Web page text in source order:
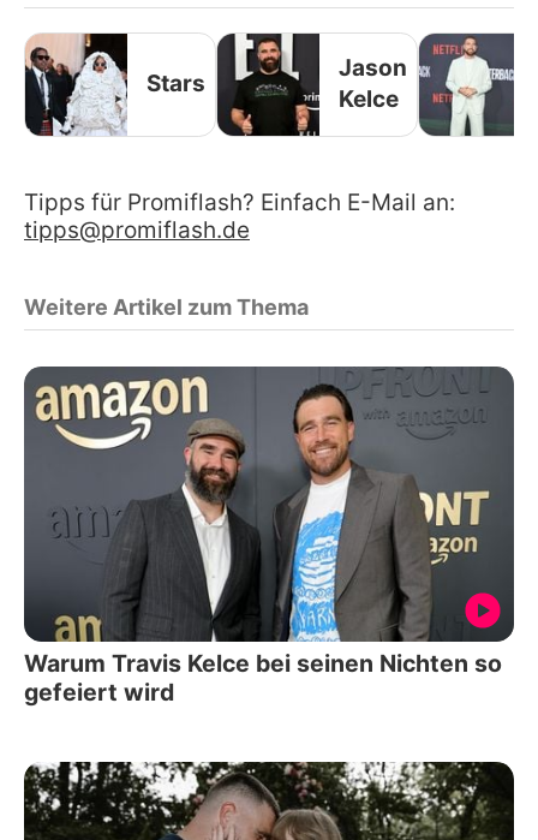
Stars
Jason
Kelce
Tipps für Promiflash? Einfach E-Mail an:
tipps@promiflash.de
Weitere Artikel zum Thema
Warum Travis Kelce bei seinen Nichten so
gefeiert wird